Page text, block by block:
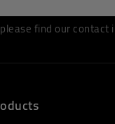
find our contact